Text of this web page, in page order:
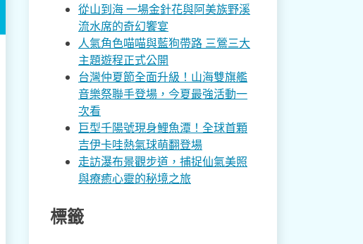
從山到海 一場金針花與阿美族野溪
流水席的奇幻饗宴
人氣角色喵喵與藍狗帶路 三鶯三大
主題遊程正式公開
台灣仲夏節全面升級！山海雙旗艦
音樂祭聯手登場，今夏最強活動一
次看
巨型千陽號現身鯉魚潭！全球首顆
吉伊卡哇熱氣球萌翻登場
走訪瀑布景觀步道，捕捉仙氣美照
與療癒心靈的秘境之旅
標籤